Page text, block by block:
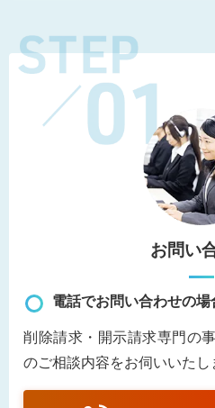
お問い
電話でお問い合わせの場
削除請求・開示請求専門の
のご相談内容をお伺いいたし